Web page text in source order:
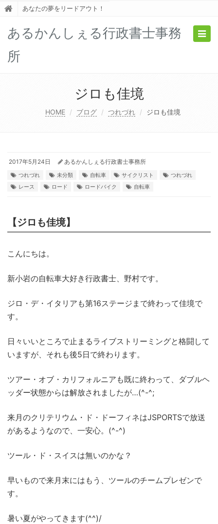
あなたの夢をリードアウト！
あるかんしぇる行政書士事務
所
ジロも佳境
HOME ブログ つれづれ ジロも佳境
2017年5月24日 あるかんしぇる行政書士事務所
つれづれ 未分類 自転車 サイクリスト
つれづれ
レース
ロード ロードバイク 自転車
【ジロも佳境】
こんにちは。
新小岩の自転車大好き行政書士、野村です。
ジロ・デ・イタリアも第16ステージまで終わって佳境で
す。
日々いいところで止まるライブストリーミングと格闘して
いますが、それも後5日で終わります。
ツアー・オブ・カリフォルニアも既に終わって、ダブルヘ
ッダー状態からは解放されましたが…(^-^;
来月のクリテリウム・ド・ドーフィネはJSPORTSで放送
があるようなので、一安心。(^-^)
ツール・ド・スイスは無いのかな？
早いもので来月末にはもう、ツールのチームプレゼンで
す。
暑い夏がやってきます(^^)/